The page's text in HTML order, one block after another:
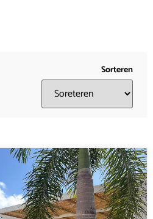
Sorteren